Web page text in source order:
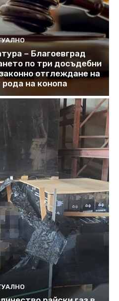
– Благоевград
по три досъдебни
отглеждане на
на конопа